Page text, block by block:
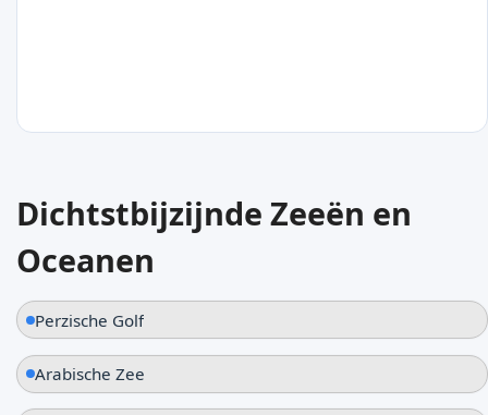
Sur
Oman
Dichtstbijzijnde Zeeën en
Oceanen
Perzische Golf
Arabische Zee